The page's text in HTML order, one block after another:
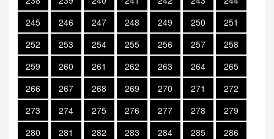
245
246 247 248 249 250
251
252
253 254 255 256 257
258
259
260 261 262 263 264
265
266
267 268 269 270 271
272
273
274 275 276 277 278
279
280
281 282 283 284 285
286